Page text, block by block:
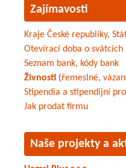
Zajímavosti
Kraje České republiky,
Otevírací doba o svátcích
Seznam bank, kódy bank
Živnosti (řemeslné,
Stipendia a stipendijní
Jak prodat firmu
Naše projekty a